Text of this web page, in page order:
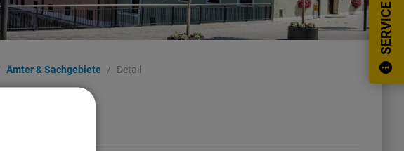
SERVICE
Ämter & Sachgebiete Detail